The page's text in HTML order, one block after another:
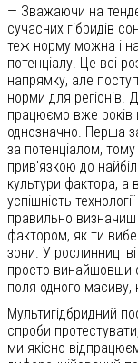
— Зважаючи на
сучасних гібридів
теж норму можна і
потенціалу. Це всі
напрямку, але
норми для регіонів.
працюємо вже років
однозначно. Перша
за потенціалом,
прив'язкою до
культури фактора, а
успішність
правильно визначиш
фактором, як ти
зони. У
просто винайшовши
поля одного масиву,
Мультигідбридний
спроби
ми якісно